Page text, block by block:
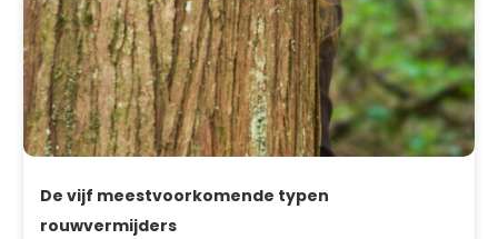
De vijf meestvoorkomende typen
rouwvermijders